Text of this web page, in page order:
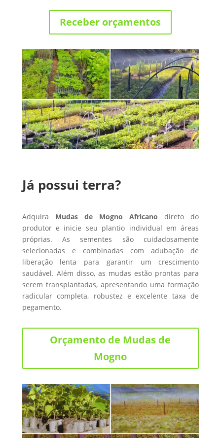
Receber orçamentos
Já possui terra?
Adquira Mudas de Mogno Africano direto do
produtor e inicie seu plantio individual em áreas
próprias. As sementes são cuidadosamente
selecionadas e combinadas com adubação de
liberação lenta para garantir um crescimento
saudável. Além disso, as mudas estão prontas para
serem transplantadas, apresentando uma formação
radicular completa, robustez e excelente taxa de
pegamento.
Orçamento de Mudas de
Mogno